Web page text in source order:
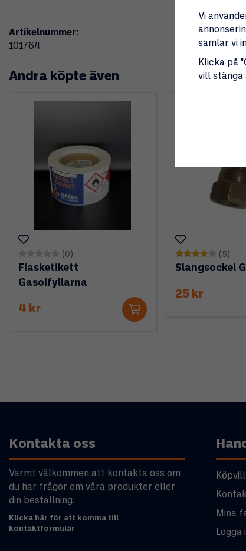
Artikelnummer:
101764
Andra köpte även
(0)
Flasketikett
Gasolfyllarna
4 kr
(5)
Slangsockel
25 kr
Kontakta oss
Varmt välkommen att kontakta oss om
du har frågor om våra produkter eller
din beställning.
Klicka här för att komma till
kontaktformulär
Mina
Logga
Vi
samlar vi
Klicka på
vill stänga